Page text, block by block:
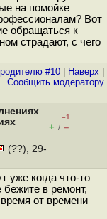
на помойке
Вот
обращаться к
страдают, с чего
#10 Наверх
Cообщить модератору
–1
+ / –
(??), 29-
уже когда что-то
в ремонт,
от времени